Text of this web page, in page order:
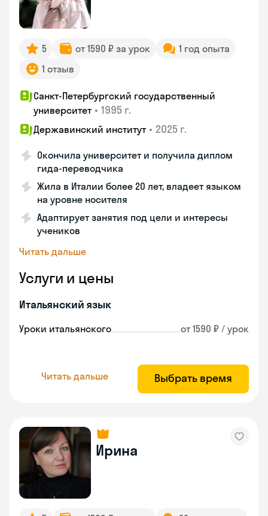
5 от 1590 ₽ за урок
1 год опыта
1 отзыв
Санкт-Петербургский государственный
университет • 1995 г.
Державинский институт • 2025 г.
Окончила университет и получила диплом
гида-переводчика
Жила в Италии более 20 лет, владеет языком
на уровне носителя
Адаптирует занятия под цели и интересы
учеников
Читать дальше
Услуги и цены
Итальянский язык
Уроки итальянского от 1590 ₽ / урок
Читать дальше Выбрать время
Ирина